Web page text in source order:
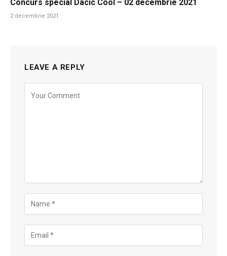
Concurs special Dacic Cool – 02 decembrie 2021
2 decembrie 2021
LEAVE A REPLY